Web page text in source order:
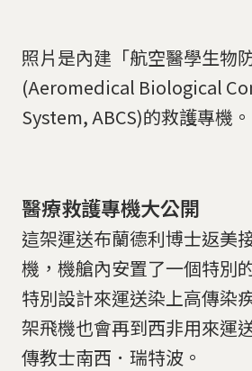
照片是內建「航空醫學生物
(Aeromedical Biological
System, ABCS)的救護專機。
醫療救護專機大公開
這架運送布蘭德利博士返美
機，機艙內安置了一個特別
特別設計來運送染上高傳染
架飛機也會再到西非用來運
傳教士南西．瑞特波。